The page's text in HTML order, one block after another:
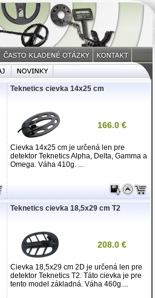
Teknetics cievka 14x25 cm
166.0 €
Cievka 14x25 cm je určená len pre
detektor Teknetics Alpha, Delta, Gamma a
Omega. Váha 410g. ...
Teknetics cievka 18,5x29 cm T2
208.0 €
Cievka 18,5x29 cm 2D je určená len pre
detektor Teknetics T2. Táto cievka je pre
tento model základná. Váha 460g....